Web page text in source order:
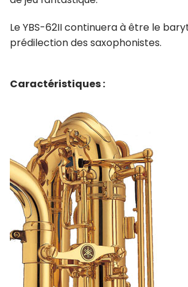
Le YBS-62II continuera à être le
prédilection des saxophonistes.
Caractéristiques :